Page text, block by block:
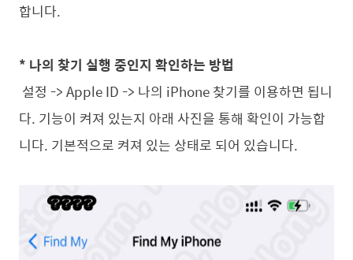
합니다.
* 나의 찾기 실행 중인지 확인하는 방법
설정 -> Apple ID -> 나의 iPhone 찾기를 이용하면 됩니
다. 기능이 켜져 있는지 아래 사진을 통해 확인이 가능합
니다. 기본적으로 켜져 있는 상태로 되어 있습니다.